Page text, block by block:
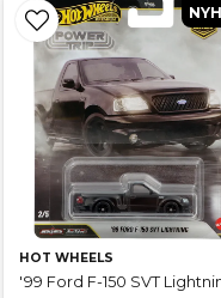
HOT WHEELS
'99 Ford F-150 SVT